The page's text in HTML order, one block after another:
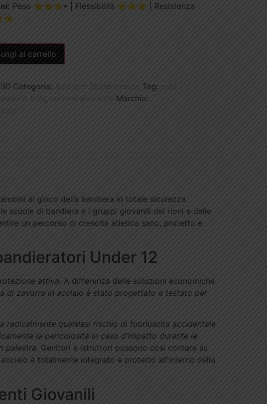
Peso ⭐⭐⭐• | Flessibilità ⭐⭐⭐ | Resistenza
al carrello
Categoria: Aste per Sbandieratori Tag: aste
Made in Italy, settore giovanile Marchio:
al gioco della bandiera in totale sicurezza.
scuole di bandiera e i gruppi giovanili dei rioni e delle
un percorso di crescita atletica sano, protetto e
Under 12
attiva. A differenza delle soluzioni economiche
di zavorra in acciaio è stato progettato e testato per
radicalmente qualsiasi rischio di fuoriuscita accidentale
la pericolosità in caso d’impatto durante le
palestra. Genitori e istruttori possono così contare su
è totalmente integrato e protetto all’interno della
Giovanili